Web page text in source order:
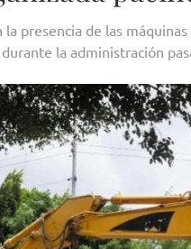
presencia de las
la administración